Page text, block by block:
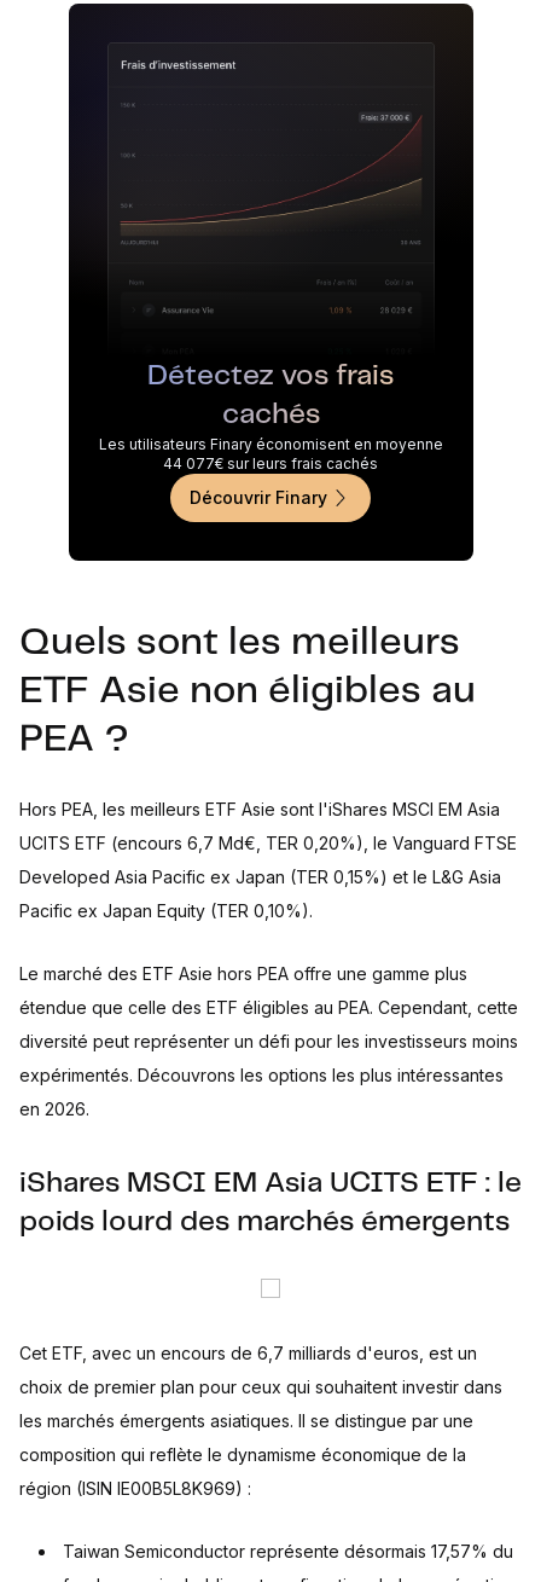
Détectez vos frais
cachés
Les utilisateurs Finary économisent en moyenne
44 077€ sur leurs frais cachés
Découvrir Finary
Quels sont les meilleurs
ETF Asie non éligibles au
PEA ?
Hors PEA, les meilleurs ETF Asie sont l'iShares MSCI EM Asia
UCITS ETF (encours 6,7 Md€, TER 0,20%), le Vanguard FTSE
Developed Asia Pacific ex Japan (TER 0,15%) et le L&G Asia
Pacific ex Japan Equity (TER 0,10%).
Le marché des ETF Asie hors PEA offre une gamme plus
étendue que celle des ETF éligibles au PEA. Cependant, cette
diversité peut représenter un défi pour les investisseurs moins
expérimentés. Découvrons les options les plus intéressantes
en 2026.
iShares MSCI EM Asia UCITS ETF : le
poids lourd des marchés émergents
Cet ETF, avec un encours de 6,7 milliards d'euros, est un
choix de premier plan pour ceux qui souhaitent investir dans
les marchés émergents asiatiques. Il se distingue par une
composition qui reflète le dynamisme économique de la
région (ISIN IE00B5L8K969) :
Taiwan Semiconductor représente désormais 17,57% du